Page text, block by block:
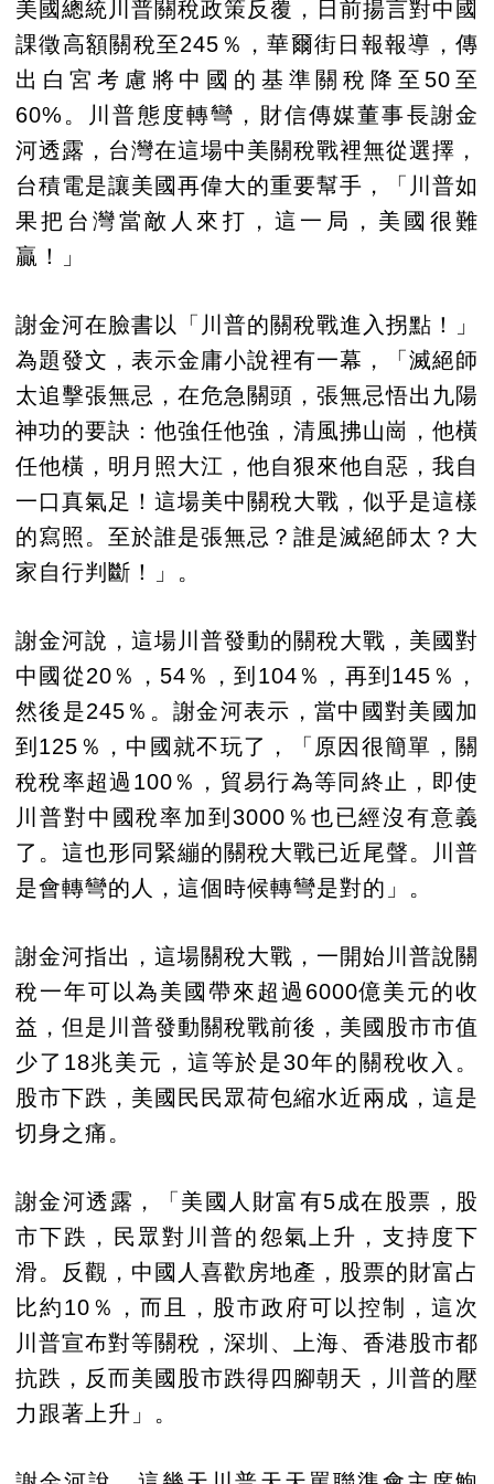
美國總統川普關稅政策反覆，日前揚言對中國
課徵高額關稅至245％，華爾街日報報導，傳
出白宮考慮將中國的基準關稅降至50至
60%。川普態度轉彎，財信傳媒董事長謝金
河透露，台灣在這場中美關稅戰裡無從選擇，
台積電是讓美國再偉大的重要幫手，「川普如
果把台灣當敵人來打，這一局，美國很難
贏！」
謝金河在臉書以「川普的關稅戰進入拐點！」
為題發文，表示金庸小說裡有一幕，「滅絕師
太追擊張無忌，在危急關頭，張無忌悟出九陽
神功的要訣：他強任他強，清風拂山崗，他橫
任他橫，明月照大江，他自狠來他自惡，我自
一口真氣足！這場美中關稅大戰，似乎是這樣
的寫照。至於誰是張無忌？誰是滅絕師太？大
家自行判斷！」。
謝金河說，這場川普發動的關稅大戰，美國對
中國從20％，54％，到104％，再到145％，
然後是245％。謝金河表示，當中國對美國加
到125％，中國就不玩了，「原因很簡單，關
稅稅率超過100％，貿易行為等同終止，即使
川普對中國稅率加到3000％也已經沒有意義
了。這也形同緊繃的關稅大戰已近尾聲。川普
是會轉彎的人，這個時候轉彎是對的」。
謝金河指出，這場關稅大戰，一開始川普說關
稅一年可以為美國帶來超過6000億美元的收
益，但是川普發動關稅戰前後，美國股市市值
少了18兆美元，這等於是30年的關稅收入。
股市下跌，美國民民眾荷包縮水近兩成，這是
切身之痛。
謝金河透露，「美國人財富有5成在股票，股
市下跌，民眾對川普的怨氣上升，支持度下
滑。反觀，中國人喜歡房地產，股票的財富占
比約10％，而且，股市政府可以控制，這次
川普宣布對等關稅，深圳、上海、香港股市都
抗跌，反而美國股市跌得四腳朝天，川普的壓
力跟著上升」。